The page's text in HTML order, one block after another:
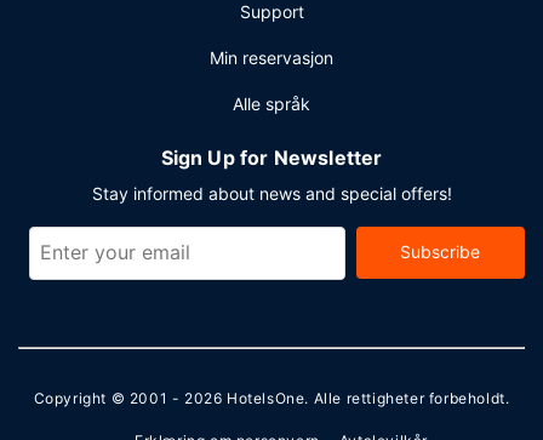
Support
Min reservasjon
Alle språk
Sign Up for Newsletter
Stay informed about news and special offers!
Subscribe
Copyright © 2001 - 2026 HotelsOne. Alle rettigheter forbeholdt.